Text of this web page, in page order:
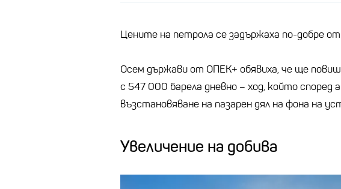
Цените на петрола се задържаха по-добре
Осем държави от ОПЕК+ обявиха, че ще
с 547 000 барела дневно – ход, който според
възстановяване на пазарен дял на фона на
Увеличение на добива